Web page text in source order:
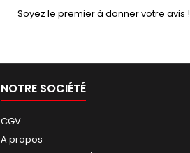
Soyez le premier à donner votre avis !
NOTRE SOCIÉTÉ
CGV
A propos